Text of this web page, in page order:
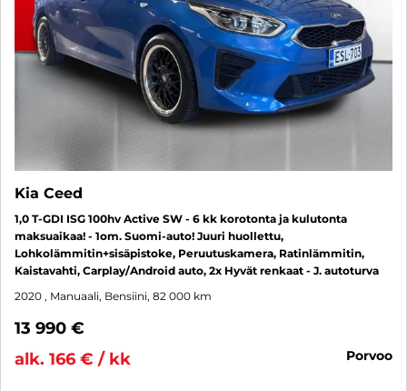
Kia Ceed
1,0 T-GDI ISG 100hv Active SW - 6 kk korotonta ja kulutonta
maksuaikaa! - 1om. Suomi-auto! Juuri huollettu,
Lohkolämmitin+sisäpistoke, Peruutuskamera, Ratinlämmitin,
Kaistavahti, Carplay/Android auto, 2x Hyvät renkaat - J. autoturva
2020 , Manuaali, Bensiini, 82 000 km
13 990 €
alk. 166 € / kk
porvoo